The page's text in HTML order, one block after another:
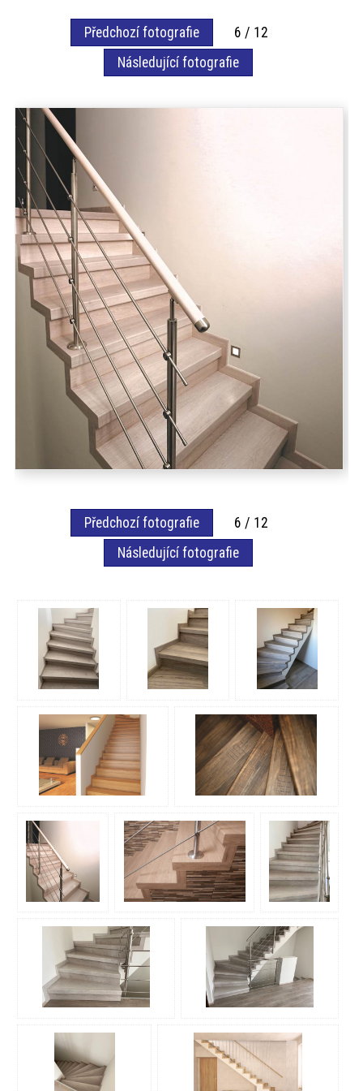
Kontakt
Předchozí fotografie
6 / 12
Následující fotografie
Předchozí fotografie
6 / 12
Následující fotografie